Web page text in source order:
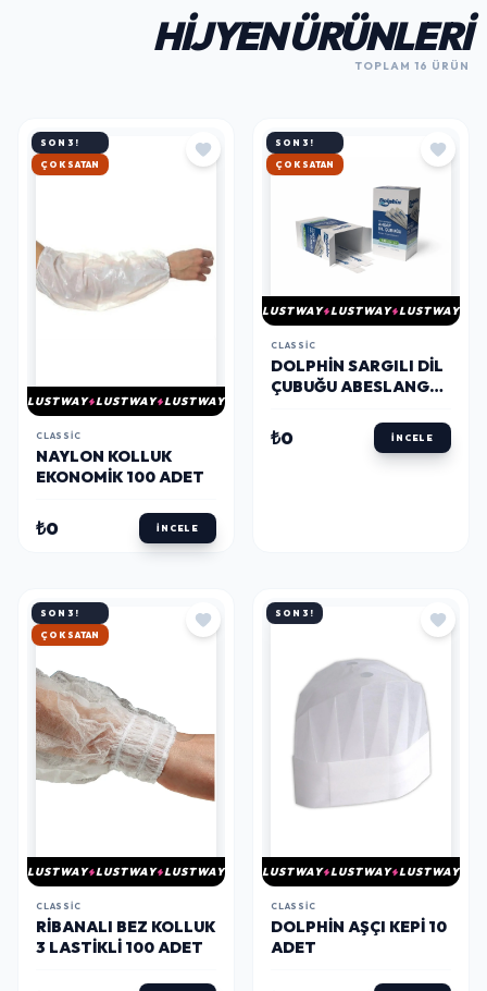
HIJYEN ÜRÜNLERI
TOPLAM 16 ÜRÜN
SON 3!
HIZLI KARGO
LUSTWAY LUSTWAY LUSTWAY
CLASSIC
NAYLON KOLLUK
EKONOMIK 100 ADET
₺0 İNCELE
SON 3!
HIZLI KARGO
LUSTWAY LUSTWAY LUSTWAY
CLASSIC
DOLPHIN SARGILI DIL
ÇUBUĞU ABESLANG
₺0 İNCELE
SON 3!
HIZLI KARGO
LUSTWAY LUSTWAY LUSTWAY
CLASSIC
RIBANALI BEZ KOLLUK
3 LASTIKLI 100 ADET
SON 3!
LUSTWAY LUSTWAY LUSTWAY
CLASSIC
DOLPHIN AŞÇI KEPI 10
ADET